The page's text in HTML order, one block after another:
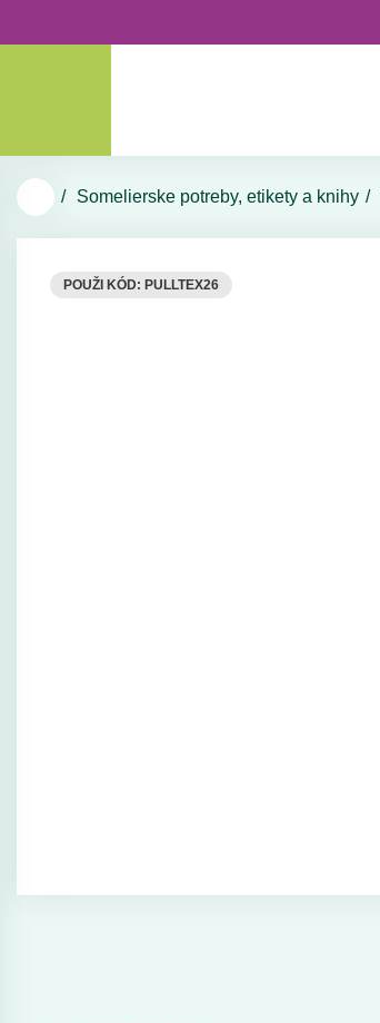
Somelierske potreby, etikety a knihy
POUŽI KÓD: PULLTEX26